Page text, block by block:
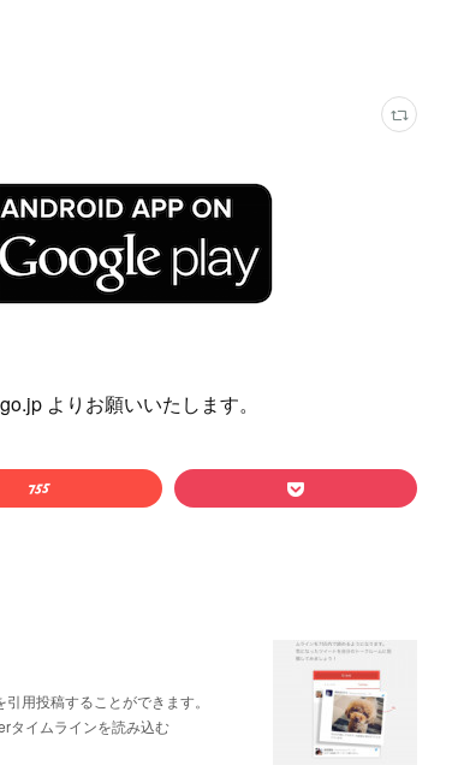
よりお願いいたします。
用投稿することができます。
タイムラインを読み込む